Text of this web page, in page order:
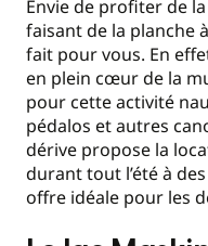
Envie de profiter de
faisant de la planche
fait pour vous. En
en plein cœur de la
pour cette activité
pédalos et autres
dérive propose la
durant tout l’été à
offre idéale pour les